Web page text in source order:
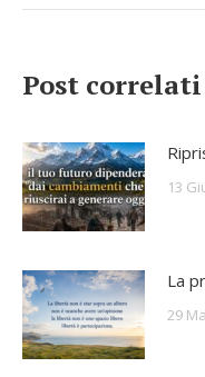
Post correlati
13
La
29